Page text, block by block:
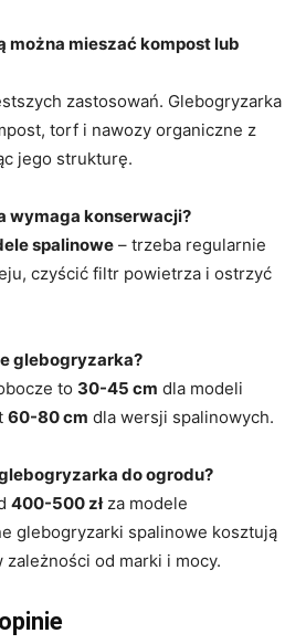
można mieszać kompost lub
zastosowań. Glebogryzarka
torf i nawozy organiczne z
jego strukturę.
wymaga konserwacji?
spalinowe – trzeba regularnie
czyścić filtr powietrza i ostrzyć
glebogryzarka?
to 30-45 cm dla modeli
60-80 cm dla wersji spalinowych.
do ogrodu?
400-500 złza modele
glebogryzarki spalinowe kosztują
od marki i mocy.